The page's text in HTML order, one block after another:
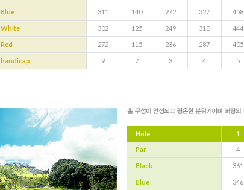
Blue 311 140 272 327 458
White 302 125 249 310 444
Red 272 115 236 287 405
handicap 9 7 3 4 5
Hole 1
Par
4
Black 361
Blue 346